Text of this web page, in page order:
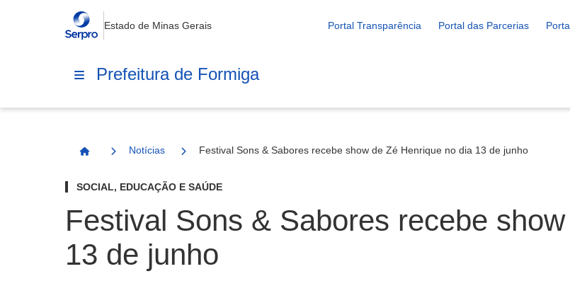
Estado de Minas Gerais Portal Transparência Portal das Parcerias
Prefeitura de Formiga
Página Inicial
Notícias Festival Sons & Sabores recebe show de Zé Henrique no dia 13 de junho
SOCIAL, EDUCAÇÃO E SAÚDE
Festival Sons & Sabores recebe
13 de junho